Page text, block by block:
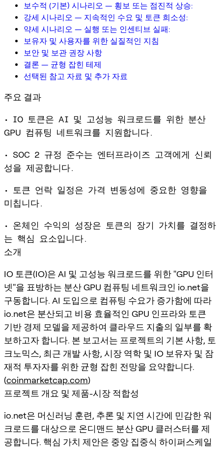
보수적 (기본) 시나리오 — 횡보 또는 점진적 상승:
강세 시나리오 — 지속적인 수요 및 토큰 희소성:
약세 시나리오 — 실행 또는 인센티브 실패:
보유자 및 사용자를 위한 실질적인 지침
보안 및 보관 권장 사항
결론 — 균형 잡힌 테제
선택된 참고 자료 및 추가 자료
주요 결과
• IO 토큰은 AI 및 고성능 워크로드를 위한 분산
GPU 컴퓨팅 네트워크를 지원합니다.
• SOC 2 규정 준수는 엔터프라이즈 고객에게 신뢰
성을 제공합니다.
• 토큰 언락 일정은 가격 변동성에 중요한 영향을
미칩니다.
• 온체인 수익의 성장은 토큰의 장기 가치를 결정하
는 핵심 요소입니다.
소개
IO 토큰(IO)은 AI 및 고성능 워크로드를 위한 "GPU 인터
넷"을 표방하는 분산 GPU 컴퓨팅 네트워크인 io.net을
구동합니다. AI 도입으로 컴퓨팅 수요가 증가함에 따라
io.net은 분산되고 비용 효율적인 GPU 인프라와 토큰
기반 경제 모델을 제공하여 클라우드 지출의 일부를 확
보하고자 합니다. 본 보고서는 프로젝트의 기본 사항, 토
크노믹스, 최근 개발 사항, 시장 역학 및 IO 보유자 및 잠
재적 투자자를 위한 균형 잡힌 전망을 요약합니다.
(coinmarketcap.com)
프로젝트 개요 및 제품-시장 적합성
io.net은 머신러닝 훈련, 추론 및 지연 시간에 민감한 워
크로드를 대상으로 온디맨드 분산 GPU 클러스터를 제
공합니다. 핵심 가치 제안은 중앙 집중식 하이퍼스케일